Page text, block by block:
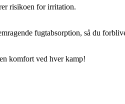
risikoen for irritation.
fugtabsorption, så du
komfort ved hver kamp!